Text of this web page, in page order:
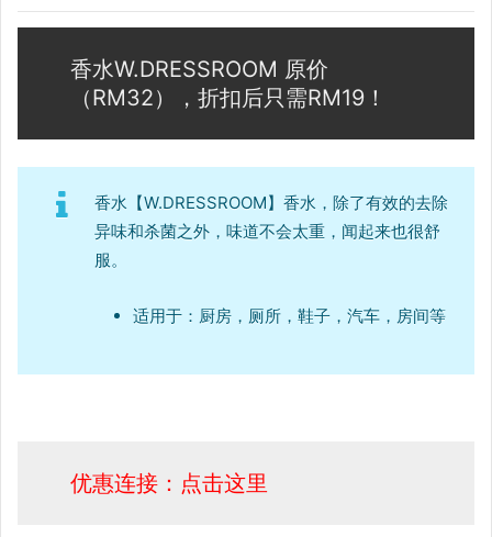
香水W.DRESSROOM 原价
（RM32），折扣后只需RM19！
香水【W.DRESSROOM】香水，除了有效的去除
异味和杀菌之外，味道不会太重，闻起来也很舒
服。
适用于：厨房，厕所，鞋子，汽车，房间等
优惠连接：点击这里